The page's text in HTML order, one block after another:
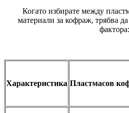
Когато избирате между
материали за кофраж, трябва
фактора:
Характеристика Пластмасов